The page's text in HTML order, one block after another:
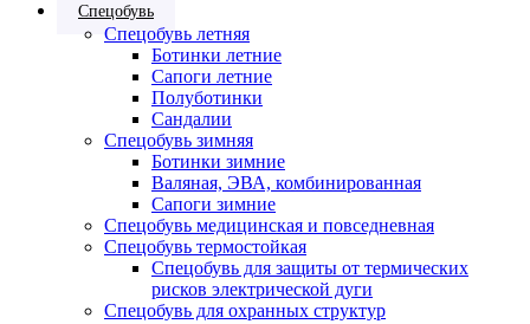
Спецобувь
Спецобувь летняя
Ботинки летние
Сапоги летние
Полуботинки
Сандалии
Спецобувь зимняя
Ботинки зимние
Валяная, ЭВА, комбинированная
Сапоги зимние
Спецобувь медицинская и повседневная
Спецобувь термостойкая
Спецобувь для защиты от термических
рисков электрической дуги
Спецобувь для охранных структур